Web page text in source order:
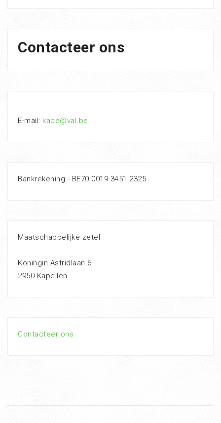
Contacteer ons
E-mail: kape@val.be
Bankrekening - BE70 0019 3451 2325
Maatschappelijke zetel
Koningin Astridlaan 6
2950 Kapellen
Contacteer ons